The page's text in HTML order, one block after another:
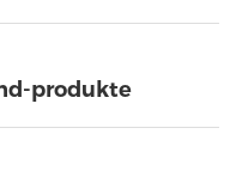
produkte